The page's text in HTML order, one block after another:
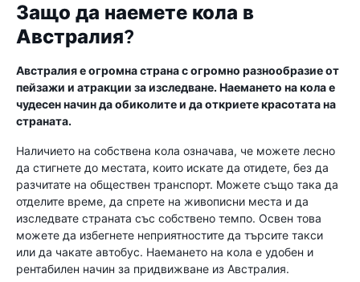
Защо да наемете кола в
Австралия?
Австралия е огромна страна с огромно разнообразие от
пейзажи и атракции за изследване. Наемането на кола е
чудесен начин да обиколите и да откриете красотата на
страната.
Наличието на собствена кола означава, че можете лесно
да стигнете до местата, които искате да отидете, без да
разчитате на обществен транспорт. Можете също така да
отделите време, да спрете на живописни места и да
изследвате страната със собствено темпо. Освен това
можете да избегнете неприятностите да търсите такси
или да чакате автобус. Наемането на кола е удобен и
рентабилен начин за придвижване из Австралия.